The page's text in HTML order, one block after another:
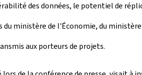
des données, le potentiel de
ministère de l'Économie, du
aux porteurs de projets.